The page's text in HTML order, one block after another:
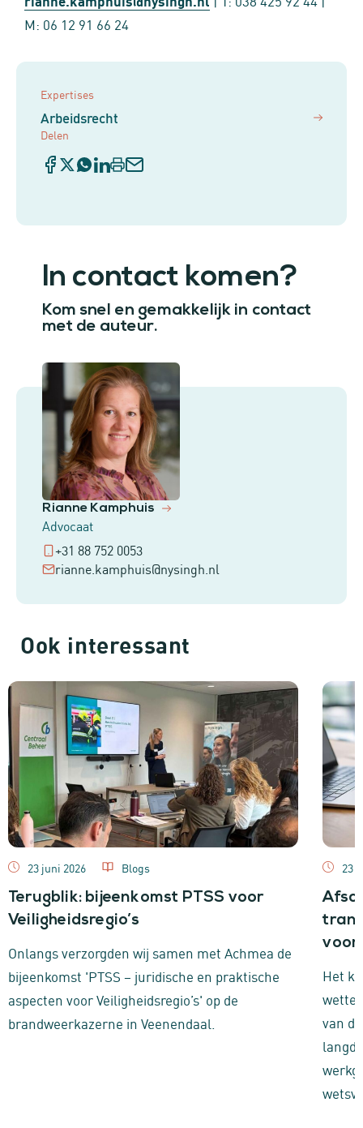
M: 06 12 91 66 24
Expertises
Arbeidsrecht
Delen
In contact komen?
Kom snel en gemakkelijk in contact
met de auteur.
Rianne Kamphuis
Advocaat
+31 88 752 0053
rianne.kamphuis@nysingh.nl
Ook interessant
23 juni 2026
Blogs
Terugblik: bijeenkomst PTSS voor
Veiligheidsregio’s
Onlangs verzorgden wij samen met Achmea de
bijeenkomst 'PTSS – juridische en praktische
aspecten voor Veiligheidsregio’s' op de
brandweerkazerne in Veenendaal.
23
voor
Het
van